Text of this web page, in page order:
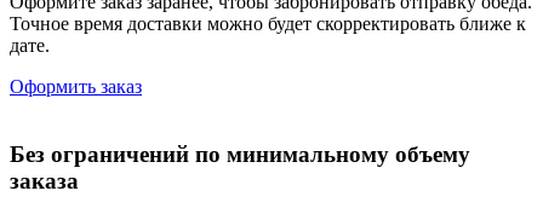
Точное время доставки можно будет скорректировать ближе к
дате.
Оформить заказ
Без ограничений по минимальному объему
заказа